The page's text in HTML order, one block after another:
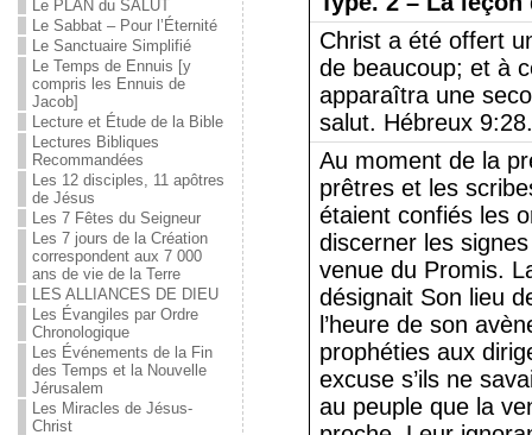
Le PLAN du SALUT
Le Sabbat – Pour l’Éternité
Le Sanctuaire Simplifié
Le Temps de Ennuis [y
compris les Ennuis de
Jacob]
Lecture et Étude de la Bible
Lectures Bibliques
Recommandées
Les 12 disciples, 11 apôtres
de Jésus
Les 7 Fêtes du Seigneur
Les 7 jours de la Création
correspondent aux 7 000
ans de vie de la Terre
LES ALLIANCES DE DIEU
Les Évangiles par Ordre
Chronologique
Les Événements de la Fin
des Temps et la Nouvelle
Jérusalem
Les Miracles de Jésus-
Christ
Christ a été offert
de beaucoup; et à
apparaîtra une
salut. Hébreux
Au moment de la
prêtres et les
étaient confiés les
discerner les
venue du Promis.
désignait Son lieu
l’heure de son
prophéties aux
excuse s’ils ne
au peuple que la